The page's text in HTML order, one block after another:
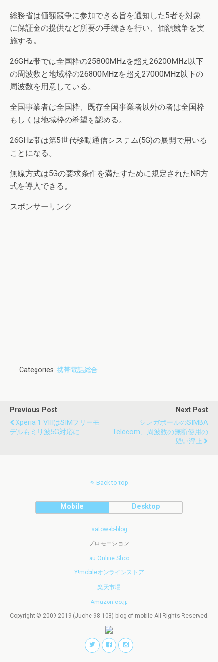
総務省は価額競争に参加できる旨を通知した5者を対象
に保証金の提供など所要の手続きを行い、価額競争を実
施する。
26GHz帯では全国枠の25800MHzを超え26200MHz以下
の周波数と地域枠の26800MHzを超え27000MHz以下の
周波数を用意している。
全国事業者は全国枠、既存全国事業者以外の者は全国枠
もしくは地域枠の希望を認める。
26GHz帯は第5世代移動通信システム(5G)の展開で用いる
ことになる。
無線方式は5Gの要求条件を満たすために規定されたNR方
式を導入できる。
スポンサーリンク
Categories: 携帯電話総合
Previous Post
Xperia 1 VIIIはSIMフリーモ
デルもミリ波5G対応に
Next Post
シンガポールのSIMBA
Telecom、周波数の無断使用の
疑い浮上
Back to top
Mobile Desktop
satoweb-blog
プロモーション
au Online Shop
Y!mobileオンラインストア
楽天市場
Amazon.co.jp
Copyright © 2009-2019 (Juche 98-108) blog of mobile All Rights Reserved.